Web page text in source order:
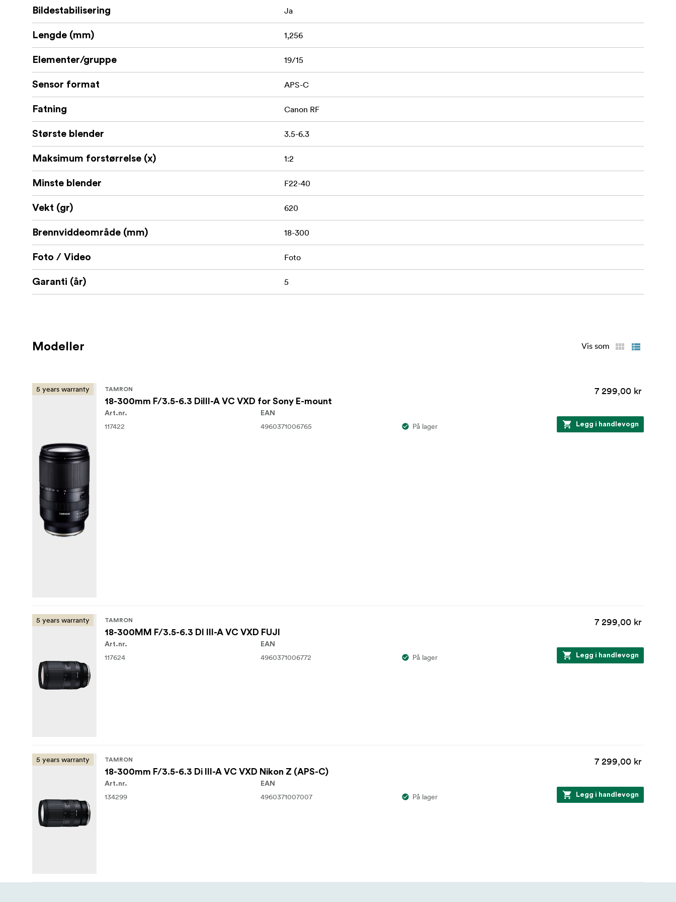
ytelse. Enten du jobber som profesjonell filmskaper, fotograf eller er en lidenskapelig entusiast, har Tamron et objektiv
som passer for deg. Objektivene er kjent for sin robuste byggekvalitet og er perfekte å ta med seg på alle dine eventyr,
derfor tilbyr Tamron deg en utvidet garanti på 5 år på ditt nye objektiv hvis du registrerer det på deres web 2 måneder
etter kjøpet.
Klikk her for å registrere objektivet og lese de fullstendige vilkårene og betingelsene
Bildestabilisering Ja
Lengde (mm) 1,256
Elementer/gruppe 19/15
Sensor format APS-C
Fatning Canon RF
Største blender 3.5-6.3
Maksimum forstørrelse (x) 1:2
Minste blender F22-40
Vekt (gr) 620
Brennviddeområde (mm) 18-300
Foto / Video Foto
Garanti (år) 5
Modeller Vis som
5 years warranty TAMRON
18-300mm F/3.5-6.3 DiIII-A VC VXD for Sony E-mount
7 299,00 kr
Art.nr.
117422
EAN
4960371006765 På lager Legg i handlevogn
5 years warranty TAMRON
18-300MM F/3.5-6.3 DI III-A VC VXD FUJI
7 299,00 kr
Art.nr.
117624
EAN
4960371006772 På lager Legg i handlevogn
5 years warranty TAMRON
18-300mm F/3.5-6.3 Di III-A VC VXD Nikon Z (APS-C)
7 299,00 kr
Art.nr.
134299
EAN
4960371007007 På lager Legg i handlevogn